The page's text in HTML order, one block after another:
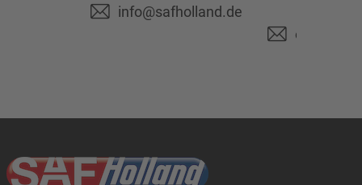
info@safholland.de